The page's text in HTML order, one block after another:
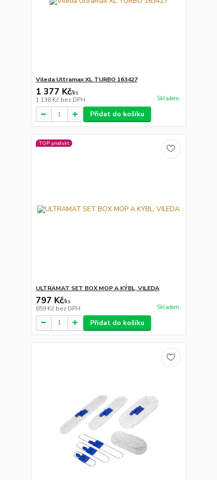
Vileda Ultramax XL TURBO 163427
1 377 Kč/ks
1 138 Kč bez DPH Skladem
Přidat do košíku
TOP produkt
ULTRAMAT SET BOX MOP A KÝBL, VILEDA
797 Kč/ks
659 Kč bez DPH Skladem
Přidat do košíku